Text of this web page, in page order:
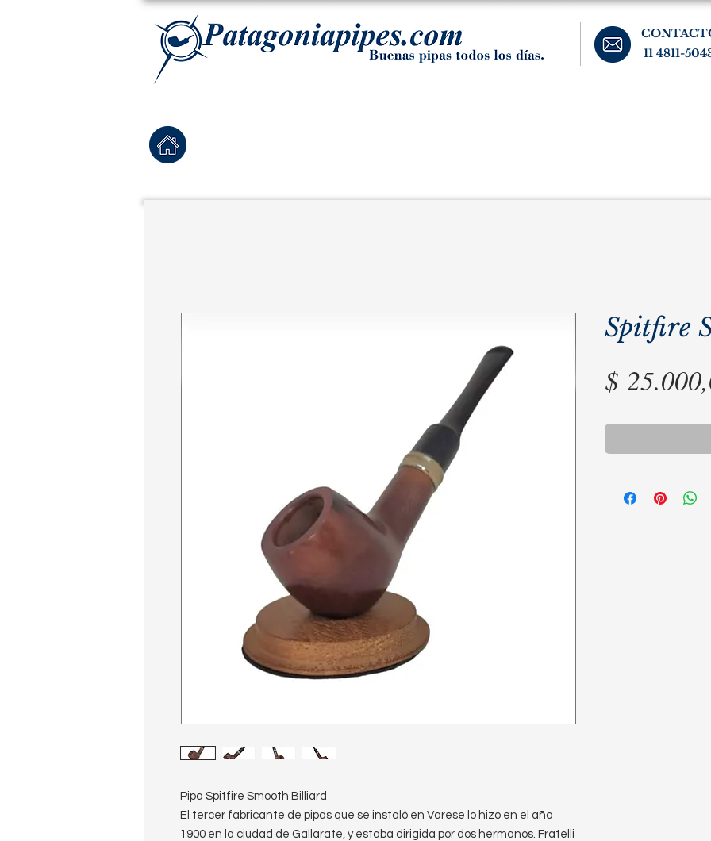
11 4811-
Pipa Spitfire Smooth Billiard
El tercer fabricante de pipas que se instaló en Varese lo hizo en el año
1900 en la ciudad de Gallarate, y estaba dirigida por dos hermanos. Fratelli
Spitfire
$